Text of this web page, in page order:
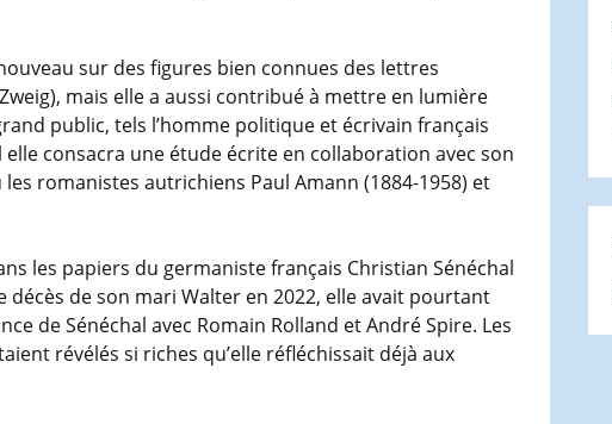
sur des figures bien connues des lettres
mais elle a aussi contribué à mettre en lumière
public, tels l’homme politique et écrivain français
elle consacra une étude écrite en collaboration avec son
romanistes autrichiens Paul Amann (1884-1958) et
les papiers du germaniste français Christian Sénéchal
décès de son mari Walter en 2022, elle avait pourtant
de Sénéchal avec Romain Rolland et André Spire. Les
révélés si riches qu’elle réfléchissait déjà aux